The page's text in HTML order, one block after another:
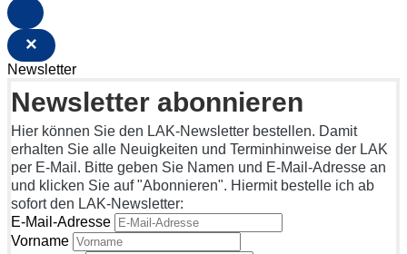
×
Newsletter
Newsletter abonnieren
Hier können Sie den LAK-Newsletter bestellen. Damit
erhalten Sie alle Neuigkeiten und Terminhinweise der LAK
per E-Mail. Bitte geben Sie Namen und E-Mail-Adresse an
und klicken Sie auf "Abonnieren". Hiermit bestelle ich ab
sofort den LAK-Newsletter:
E-Mail-Adresse
Vorname